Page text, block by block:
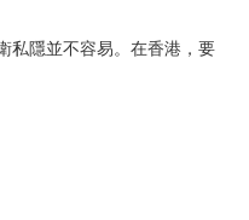
私隱並不容易。在香港，要